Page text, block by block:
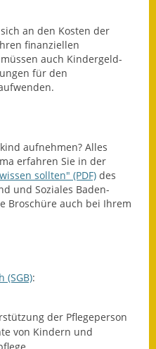
& Bauplätze
Wasser/Abwasser
an den Kosten der
finanziellen
auch Kindergeld-
für den
aufnehmen? Alles
erfahren Sie in der
sollten" (PDF) des
und Soziales Baden-
Broschüre auch bei Ihrem
(SGB):
der Pflegeperson
von Kindern und